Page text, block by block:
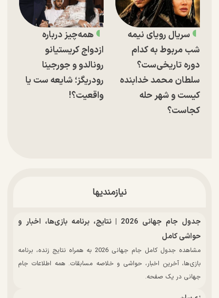
سریال رویای نیمه
شب مربوط به کدام
دوره تاریخی‌ست؟
سلطان محمد خدابنده
کیست و شهر حله
کجاست؟
همه‌چیز درباره
ازدواج کریستیانو
رونالدو و جورجینا
رودریگز؛ شایعه ست یا
واقعیت؟!
نیازمندیها
جدول جام جهانی 2026 | نتایج، برنامه بازی‌ها، اخبار و
حواشی کامل
مشاهده جدول کامل جام جهانی 2026 به همراه نتایج زنده، برنامه
بازی‌ها، آخرین اخبار، حواشی و خلاصه مسابقات. همه اطلاعات جام
جهانی در یک صفحه.